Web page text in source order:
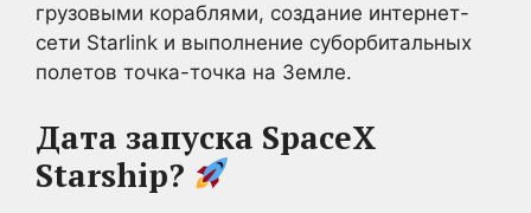
грузовыми кораблями, создание интернет-
сети Starlink и выполнение суборбитальных
полетов точка-точка на Земле.
Дата запуска SpaceX
Starship?